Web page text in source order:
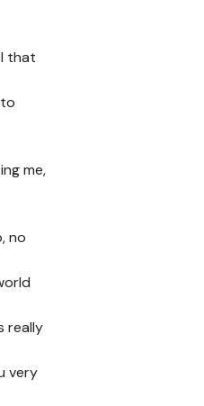
that
me,
no
really
very